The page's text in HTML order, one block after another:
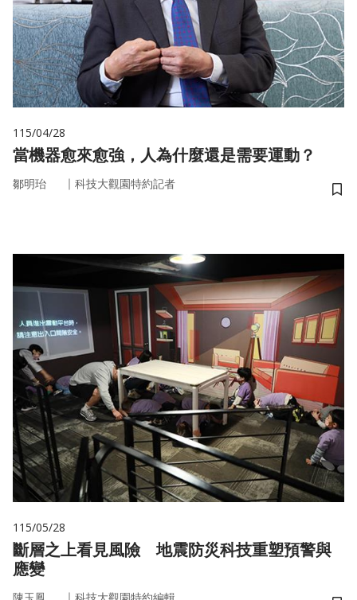
115/04/28
當機器愈來愈強，人為什麼還是需要運動？
鄒明珆 ｜ 科技大觀園特約記者
儲
115/05/28
斷層之上看見風險 地震防災科技重塑預警與
應變
｜